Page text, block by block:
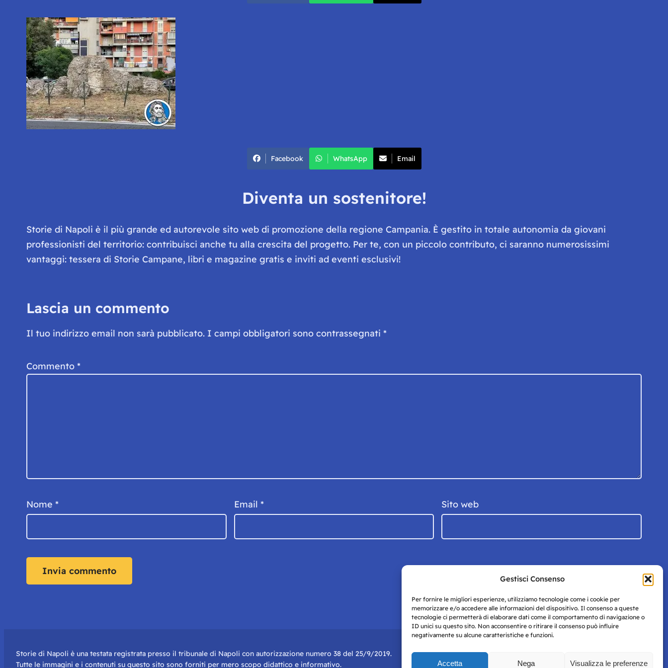
Gestisci Consenso
Per fornire le migliori esperienze, utilizziamo tecnologie come i cookie per
memorizzare e/o accedere alle informazioni del dispositivo. Il consenso a queste
tecnologie ci permetterà di elaborare dati come il comportamento di navigazione o
ID unici su questo sito. Non acconsentire o ritirare il consenso può influire
negativamente su alcune caratteristiche e funzioni.
Accetta Nega Visualizza le preferenze
Facebook WhatsApp Email
Diventa un sostenitore!
Storie di Napoli è il più grande ed autorevole sito web di promozione della regione Campania. È gestito in totale autonomia da giovani
professionisti del territorio: contribuisci anche tu alla crescita del progetto. Per te, con un piccolo contributo, ci saranno numerosissimi
vantaggi: tessera di Storie Campane, libri e magazine gratis e inviti ad eventi esclusivi!
Lascia un commento
Il tuo indirizzo email non sarà pubblicato. I campi obbligatori sono contrassegnati *
Commento *
Nome * Email * Sito web
Storie di Napoli è una testata registrata presso il tribunale di Napoli con autorizzazione numero 38 del 25/9/2019.
Tutte le immagini e i contenuti su questo sito sono forniti per mero scopo didattico e informativo.